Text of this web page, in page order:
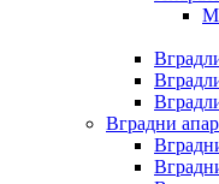
Вградни